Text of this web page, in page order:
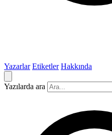
Yazarlar Etiketler Hakkında
Yazılarda ara